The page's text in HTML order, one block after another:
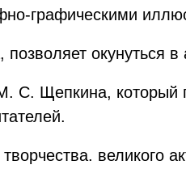
графическими
окунуться
С. Щепкина, который
великого